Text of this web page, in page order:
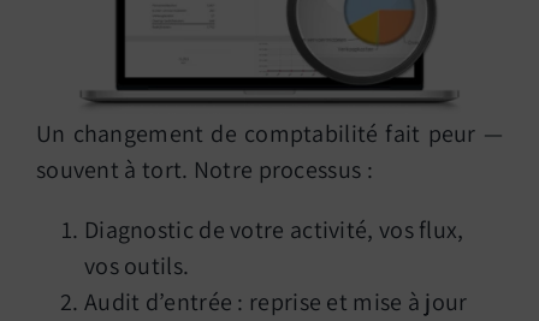
Un changement de comptabilité fait peur —
souvent à tort. Notre processus :
Diagnostic de votre activité, vos flux,
vos outils.
Audit d’entrée : reprise et mise à jour